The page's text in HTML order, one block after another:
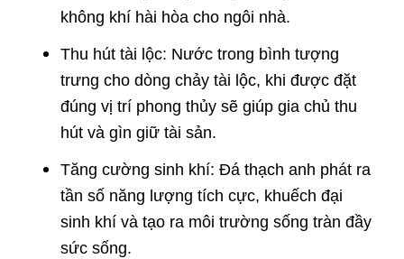
không khí hài hòa cho ngôi nhà.
Thu hút tài lộc: Nước trong bình tượng
trưng cho dòng chảy tài lộc, khi được đặt
đúng vị trí phong thủy sẽ giúp gia chủ thu
hút và gìn giữ tài sản.
Tăng cường sinh khí: Đá thạch anh phát ra
tần số năng lượng tích cực, khuếch đại
sinh khí và tạo ra môi trường sống tràn đầy
sức sống.